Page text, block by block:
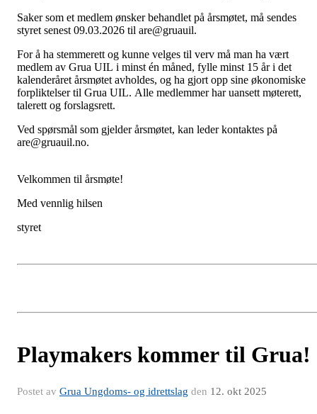
Saker som et medlem ønsker behandlet på årsmøtet, må sendes
styret senest 09.03.2026 til are@gruauil.
For å ha stemmerett og kunne velges til verv må man ha vært
medlem av Grua UIL i minst én måned, fylle minst 15 år i det
kalenderåret årsmøtet avholdes, og ha gjort opp sine økonomiske
forpliktelser til Grua UIL. Alle medlemmer har uansett møterett,
talerett og forslagsrett.
Ved spørsmål som gjelder årsmøtet, kan leder kontaktes på
are@gruauil.no.
Velkommen til årsmøte!
Med vennlig hilsen
styret
Playmakers kommer til Grua!
Postet av Grua Ungdoms- og idrettslag den 12. okt 2025